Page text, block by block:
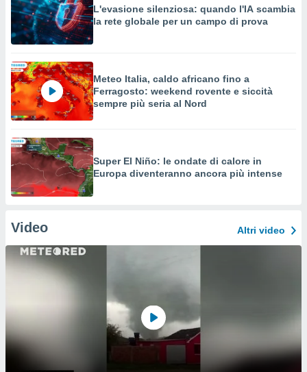
L'evasione silenziosa: quando l'IA scambia
la rete globale per un campo di prova
Meteo Italia, caldo africano fino a
Ferragosto: weekend rovente e siccità
sempre più seria al Nord
Super El Niño: le ondate di calore in
Europa diventeranno ancora più intense
Video Altri video